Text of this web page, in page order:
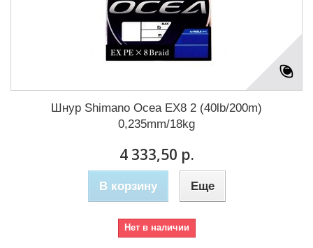
Шнур Shimano Ocea EX8 2 (40lb/200m)
0,235mm/18kg
4 333,50 р.
В корзину Еще
Нет в наличии